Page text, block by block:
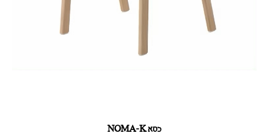
כסא NOMA-K